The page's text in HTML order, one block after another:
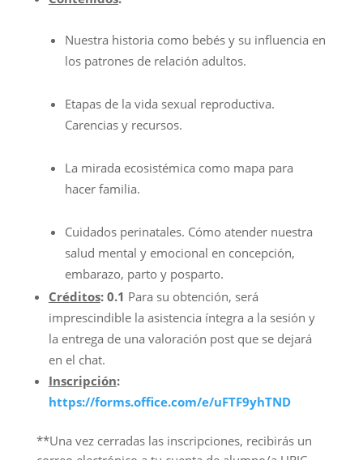
Nuestra historia como bebés y su influencia en
los patrones de relación adultos.
Etapas de la vida sexual reproductiva.
Carencias y recursos.
La mirada ecosistémica como mapa para
hacer familia.
Cuidados perinatales. Cómo atender nuestra
salud mental y emocional en concepción,
embarazo, parto y posparto.
Créditos: 0.1 Para su obtención, será
imprescindible la asistencia íntegra a la sesión y
la entrega de una valoración post que se dejará
en el chat.
Inscripción:
https://forms.office.com/e/uFTF9yhTND
**Una vez cerradas las inscripciones, recibirás un